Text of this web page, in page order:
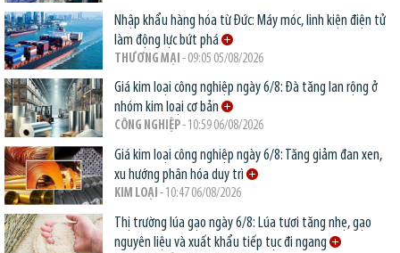
Nhập khẩu hàng hóa từ Đức: Máy móc, linh kiện điện tử
làm động lực bứt phá
THƯƠNG MẠI - 09:05 05/08/2026
Giá kim loại công nghiệp ngày 6/8: Đà tăng lan rộng ở
nhóm kim loại cơ bản
CÔNG NGHIỆP- 10:59 06/08/2026
Giá kim loại công nghiệp ngày 6/8: Tăng giảm đan xen,
xu hướng phân hóa duy trì
KIM LOẠI - 10:47 06/08/2026
Thị trường lúa gạo ngày 6/8: Lúa tươi tăng nhẹ, gạo
nguyên liệu và xuất khẩu tiếp tục đi ngang